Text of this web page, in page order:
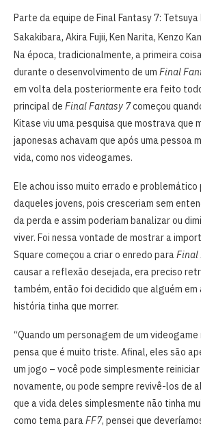
Parte da equipe de Final Fantasy 7:
Sakakibara, Akira Fujii, Ken Narita, Kenzo
Na época, tradicionalmente, a primeira
durante o desenvolvimento de um Final
em volta dela posteriormente era feito
principal de Final Fantasy 7começou
Kitase viu uma pesquisa que mostrava que
japonesas achavam que após uma pessoa
vida, como nos videogames.
Ele achou isso muito errado e
daqueles jovens, pois cresceriam sem
da perda e assim poderiam banalizar ou
viver. Foi nessa vontade de mostrar a
Square começou a criar o enredo paraFinal
causar a reflexão desejada, era preciso
também, então foi decidido que alguém em
história tinha que morrer.
“Quando um personagem de um videogame
pensa que é muito triste. Afinal, eles são
um jogo – você pode simplesmente
novamente, ou pode sempre revivê-los de
que a vida deles simplesmente não tinha
como tema paraFF7, pensei que